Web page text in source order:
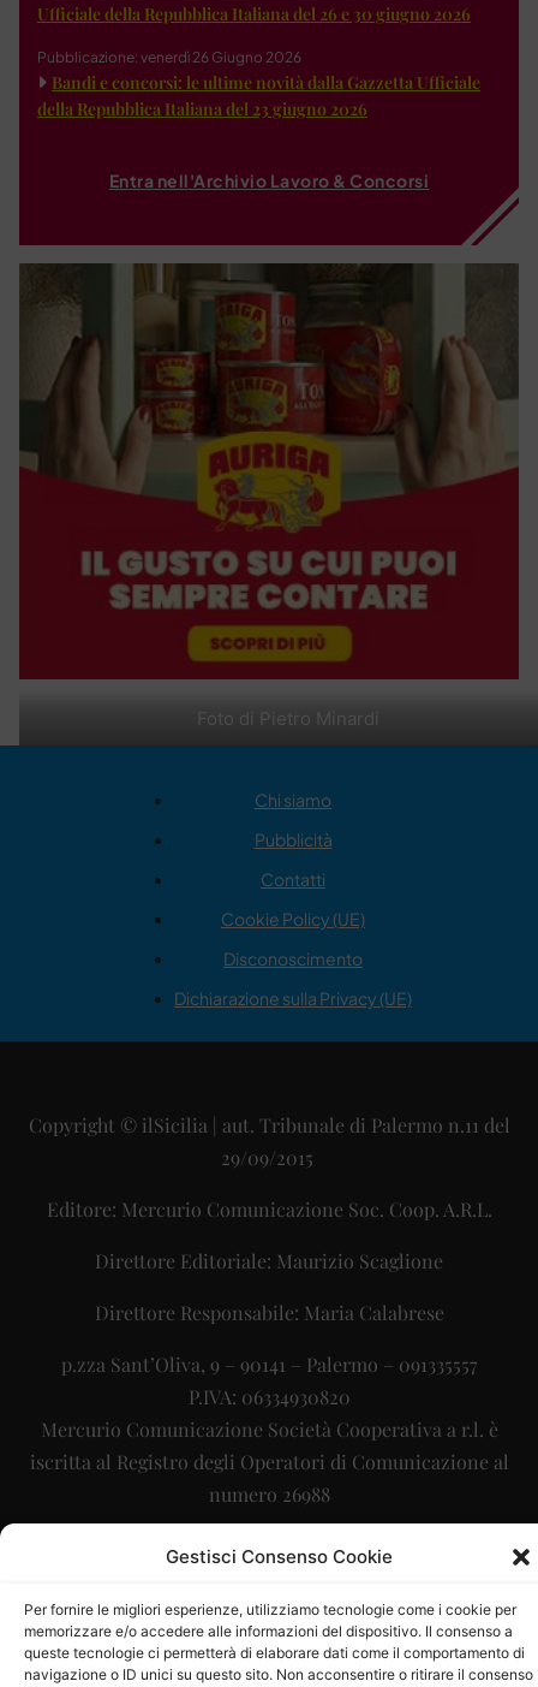
Gestisci Consenso Cookie
Per fornire le migliori esperienze, utilizziamo tecnologie come i cookie per
memorizzare e/o accedere alle informazioni del dispositivo. Il consenso a
queste tecnologie ci permetterà di elaborare dati come il comportamento di
navigazione o ID unici su questo sito. Non acconsentire o ritirare il consenso
Foto di Pietro Minardi
Ufficiale della Repubblica Italiana del 26 e 30 giugno 2026
Pubblicazione: venerdì 26 Giugno 2026
Bandi e concorsi: le ultime novità dalla Gazzetta Ufficiale
della Repubblica Italiana del 23 giugno 2026
Entra nell'Archivio Lavoro & Concorsi
Chi siamo
Pubblicità
Contatti
Cookie Policy (UE)
Disconoscimento
Dichiarazione sulla Privacy (UE)
Copyright © ilSicilia | aut. Tribunale di Palermo n.11 del
29/09/2015
Editore: Mercurio Comunicazione Soc. Coop. A.R.L.
Direttore Editoriale: Maurizio Scaglione
Direttore Responsabile: Maria Calabrese
p.zza Sant’Oliva, 9 – 90141 – Palermo – 091335557
P.IVA: 06334930820
Mercurio Comunicazione Società Cooperativa a r.l. è
iscritta al Registro degli Operatori di Comunicazione al
numero 26988
Sito gestito da La Digitale srl – info@ladigitale.it